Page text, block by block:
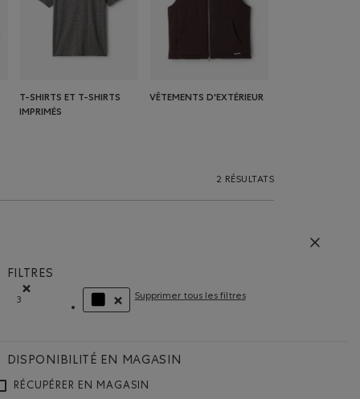
T-SHIRTS ET T-SHIRTS
IMPRIMÉS
VÊTEMENTS D'EXTÉRIEUR
2 RÉSULTATS
FILTRES
3
Supprimer le filtre Classé selon Coupes : 3
Supprimer tous les filtres
DISPONIBILITÉ EN MAGASIN
RÉCUPÉRER EN MAGASIN